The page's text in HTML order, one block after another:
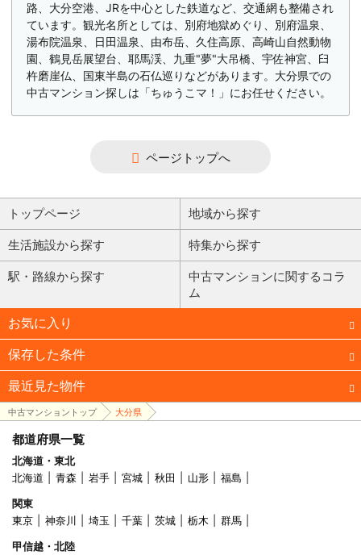
路、大分空港、JRを中心とした鉄道など、交通網も整備され
ています。観光名所としては、別府地獄めぐり、別府温泉、
湯布院温泉、日田温泉、由布岳、久住高原、高崎山自然動物
園、鶴見岳展望台、耶馬渓、九重"夢"大吊橋、宇佐神宮、臼
杵磨崖仏、国東半島の石仏巡りなどがあります。大分県での
中古マンション探しは「ちゅうこマ！」にお任せください。
ページトップへ
トップページ 地域から探す
生活施設から探す 特集から探す
駅・路線から探す
中古マンションに関するコラ
ム
お気に入り
保存した条件
最近見た物件
中古マンショントップ 大分県
都道府県一覧
北海道・東北
北海道
青森 岩手 宮城 秋田 山形
福島
関東
東京
神奈川 埼玉 千葉 茨城 栃木
群馬
甲信越・北陸